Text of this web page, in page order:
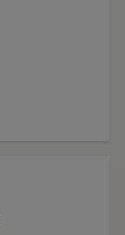
suivi les